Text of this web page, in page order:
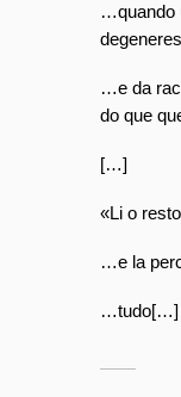
…quando
…e da
do que
[…]
«Li o
…e la
…tudo[…]